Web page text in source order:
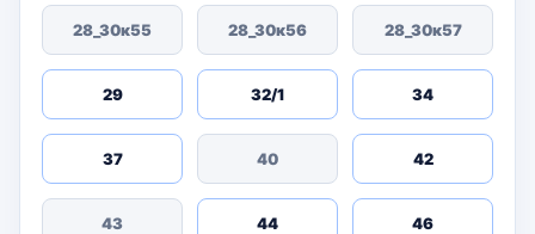
28_30к55 28_30к56 28_30к57
29 32/1 34
37 40 42
43 44 46